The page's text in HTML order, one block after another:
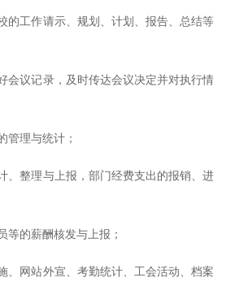
的工作请示、规划、计划、报告、总结等
会议记录，及时传达会议决定并对执行情
管理与统计；
、整理与上报，部门经费支出的报销、进
等的薪酬核发与上报；
、网站外宣、考勤统计、工会活动、档案